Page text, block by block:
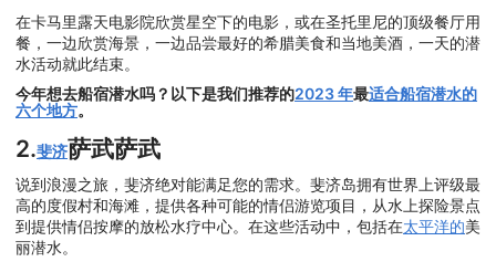
在卡马里露天电影院欣赏星空下的电影，或在圣托里尼的顶级餐厅用
餐，一边欣赏海景，一边品尝最好的希腊美食和当地美酒，一天的潜
水活动就此结束。
今年想去船宿潜水吗？以下是我们推荐的2023 年最适合船宿潜水的
六个地方。
2.斐济萨武萨武
说到浪漫之旅，斐济绝对能满足您的需求。斐济岛拥有世界上评级最
高的度假村和海滩，提供各种可能的情侣游览项目，从水上探险景点
到提供情侣按摩的放松水疗中心。在这些活动中，包括在太平洋的美
丽潜水。